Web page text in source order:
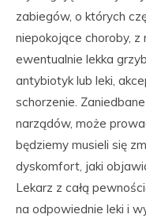
zabiegów, o których
niepokojące choroby, z
ewentualnie lekka
antybiotyk lub leki,
schorzenie.
narządów, może
będziemy musieli się
dyskomfort, jaki
Lekarz z całą
na odpowiednie leki i